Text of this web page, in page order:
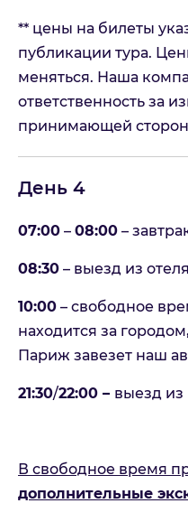
** цены на билеты
публикации тура.
меняться. Наша
ответственность за
принимающей
День 4
07:00 – 08:00 –
08:30 – выезд из отеля
10:00 – свободное
находится за
Париж завезет наш
21:30/22:00 – выезд
В свободное время
дополнительные